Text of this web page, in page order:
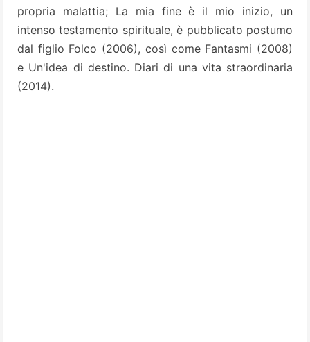
propria malattia; La mia fine è il mio inizio, un
intenso testamento spirituale, è pubblicato postumo
dal figlio Folco (2006), così come Fantasmi (2008)
e Un'idea di destino. Diari di una vita straordinaria
(2014).